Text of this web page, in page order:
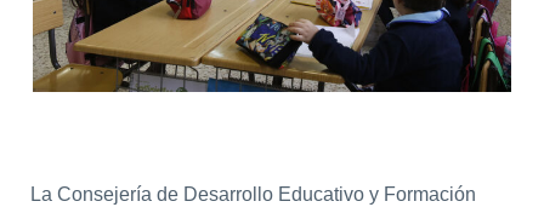
La Consejería de Desarrollo Educativo y Formación